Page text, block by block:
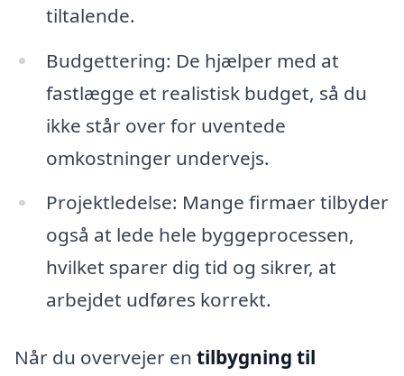
tiltalende.
Budgettering: De hjælper med at
fastlægge et realistisk budget, så du
ikke står over for uventede
omkostninger undervejs.
Projektledelse: Mange firmaer tilbyder
også at lede hele byggeprocessen,
hvilket sparer dig tid og sikrer, at
arbejdet udføres korrekt.
Når du overvejer en tilbygning til